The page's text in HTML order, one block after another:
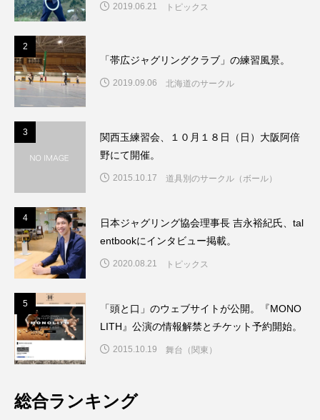
2019.06.21 トピックス
2
「帯広ジャグリングクラブ」の練習風景。
2019.09.06 北海道のサークル
3
関西玉練習会、１０月１８日（日）大阪阿倍
野にて開催。
2015.10.17 道具別のサークル（ボール）
4
日本ジャグリング協会理事長 吉永裕紀氏、tal
entbookにインタビュー掲載。
2020.08.21 トピックス
5
「頭と口」のウェブサイトが公開。『MONO
LITH』公演の情報解禁とチケット予約開始。
2015.10.19 舞台（関東）
総合ランキング